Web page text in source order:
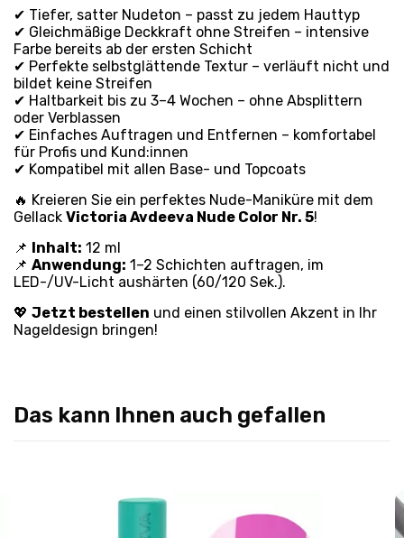
✔ Tiefer, satter Nudeton – passt zu jedem Hauttyp
✔ Gleichmäßige Deckkraft ohne Streifen – intensive
Farbe bereits ab der ersten Schicht
✔ Perfekte selbstglättende Textur – verläuft nicht und
bildet keine Streifen
✔ Haltbarkeit bis zu 3–4 Wochen – ohne Absplittern
oder Verblassen
✔ Einfaches Auftragen und Entfernen – komfortabel
für Profis und Kund:innen
✔ Kompatibel mit allen Base- und Topcoats
🔥 Kreieren Sie ein perfektes Nude-Maniküre mit dem
Gellack Victoria Avdeeva Nude Color Nr. 5!
📌 Inhalt: 12 ml
📌 Anwendung: 1–2 Schichten auftragen, im
LED-/UV-Licht aushärten (60/120 Sek.).
💖 Jetzt bestellen und einen stilvollen Akzent in Ihr
Nageldesign bringen!
Das kann Ihnen auch gefallen